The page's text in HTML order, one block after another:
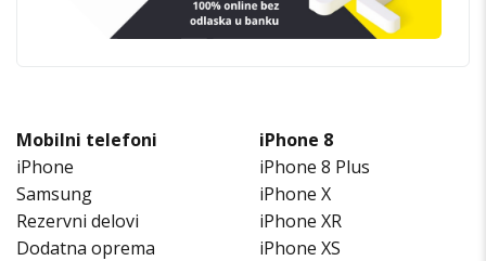
Mobilni telefoni
iPhone
Samsung
Rezervni delovi
Dodatna oprema
iPhone 8
iPhone 8 Plus
iPhone X
iPhone XR
iPhone XS